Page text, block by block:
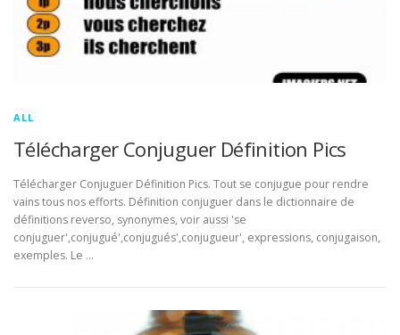
ALL
Télécharger Conjuguer Définition Pics
Télécharger Conjuguer Définition Pics. Tout se conjugue pour rendre
vains tous nos efforts. Définition conjuguer dans le dictionnaire de
définitions reverso, synonymes, voir aussi 'se
conjuguer',conjugué',conjugués',conjugueur', expressions, conjugaison,
exemples. Le …